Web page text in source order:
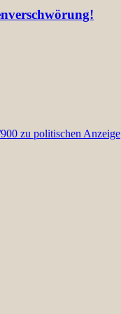
zu politischen Anzeige